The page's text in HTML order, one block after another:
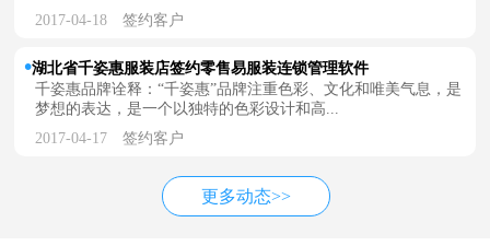
2017-04-18 签约客户
湖北省千姿惠服装店签约零售易服装连锁管理软件
千姿惠品牌诠释：“千姿惠”品牌注重色彩、文化和唯美气息，是
梦想的表达，是一个以独特的色彩设计和高...
2017-04-17 签约客户
更多动态>>